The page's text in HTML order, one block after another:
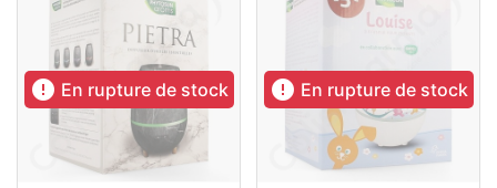
 En rupture de stock  En rupture de stock